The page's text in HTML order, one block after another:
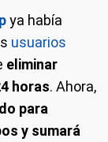
ya había
usuarios
eliminar
horas. Ahora,
para
y sumará